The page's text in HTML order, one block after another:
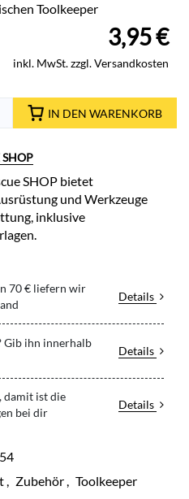
Toolkeeper
3,95€
inkl. MwSt. zzgl. Versandkosten
IN DEN WARENKORB
SHOP
SHOP bietet
und Werkzeuge
inklusive
70 € liefern wir
Details
ihn innerhalb
Details
damit ist die
bei dir
Details
, Zubehör, Toolkeeper